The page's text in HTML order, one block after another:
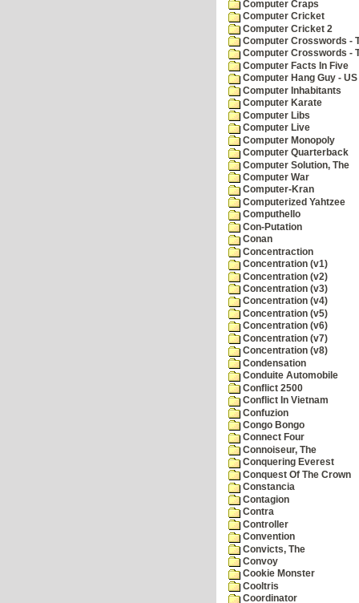
Computer Craps
Computer Cricket
Computer Cricket 2
Computer Crosswords -
Computer Crosswords -
Computer Facts In Five
Computer Hang Guy -
Computer Inhabitants
Computer Karate
Computer Libs
Computer Live
Computer Monopoly
Computer Quarterback
Computer Solution, The
Computer War
Computer-Kran
Computerized Yahtzee
Computhello
Con-Putation
Conan
Concentraction
Concentration (v1)
Concentration (v2)
Concentration (v3)
Concentration (v4)
Concentration (v5)
Concentration (v6)
Concentration (v7)
Concentration (v8)
Condensation
Conduite Automobile
Conflict 2500
Conflict In Vietnam
Confuzion
Congo Bongo
Connect Four
Connoiseur, The
Conquering Everest
Conquest Of The Crown
Constancia
Contagion
Contra
Controller
Convention
Convicts, The
Convoy
Cookie Monster
Cooltris
Coordinator